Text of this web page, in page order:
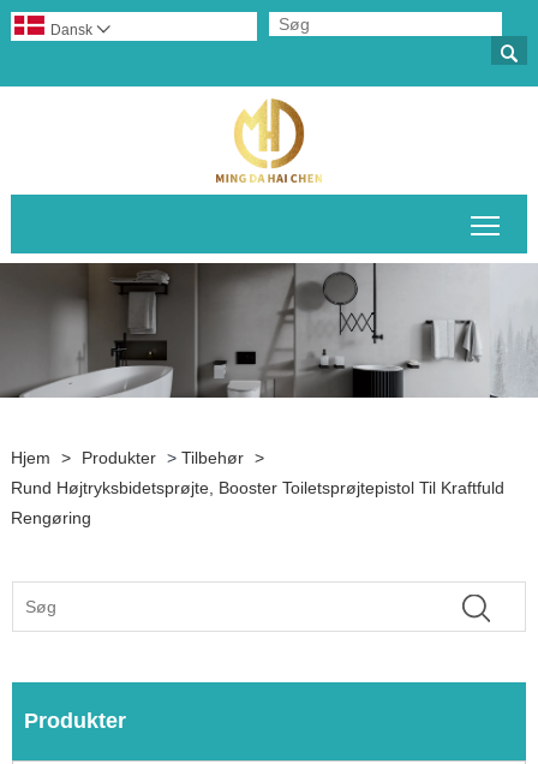

Dansk 
Hjem > Produkter > Tilbehør >
Rund Højtryksbidetsprøjte, Booster Toiletsprøjtepistol Til Kraftfuld
Rengøring
Produkter